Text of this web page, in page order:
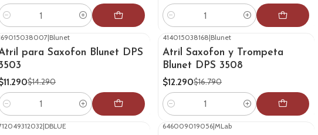
Cantidad
|Blunet
para Saxofon Blunet DPS
$14.290
414015038168|Blunet
Atril Saxofon y Trompeta
Blunet DPS 3508
$12.290$16.790
Cantidad
|DBLUE 646009019056|MLab